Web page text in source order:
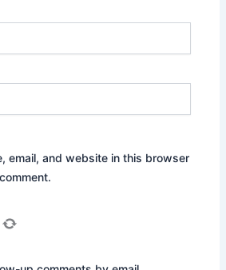
email, and website in this browser